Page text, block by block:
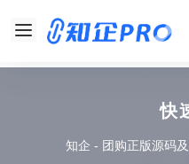
快
知企 - 团购正版源码